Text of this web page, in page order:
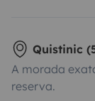
Quistinic
A morada
reserva.